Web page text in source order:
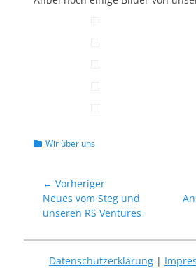
Kategorien
Wir über uns
Beitragsnavigation
← Vorheriger
Vorheriger
Beitrag:
Neues vom Steg und
unseren RS Ventures
Datenschutzerklärung |